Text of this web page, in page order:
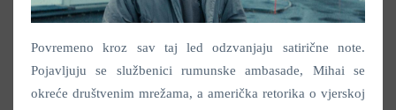
Povremeno kroz sav taj led odzvanjaju satirične note.
Pojavljuju se službenici rumunske ambasade, Mihai se
okreće društvenim mrežama, a američka retorika o vjerskoj